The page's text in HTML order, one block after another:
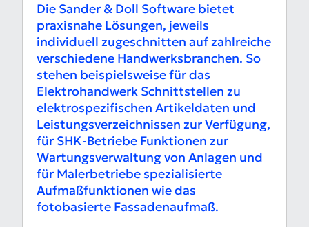
Die Sander & Doll Software bietet
praxisnahe Lösungen, jeweils
individuell zugeschnitten auf zahlreiche
verschiedene Handwerksbranchen. So
stehen beispielsweise für das
Elektrohandwerk Schnittstellen zu
elektrospezifischen Artikeldaten und
Leistungsverzeichnissen zur Verfügung,
für SHK-Betriebe Funktionen zur
Wartungsverwaltung von Anlagen und
für Malerbetriebe spezialisierte
Aufmaßfunktionen wie das
fotobasierte Fassadenaufmaß.